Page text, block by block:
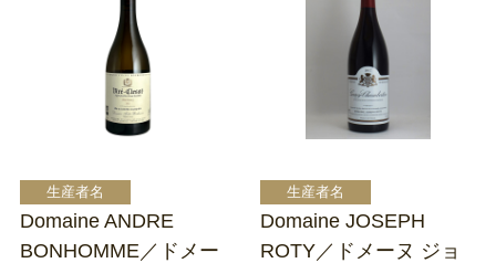
Domaine ANDRE
BONHOMME／ドメー
Domaine JOSEPH
ROTY／ドメーヌ ジョ